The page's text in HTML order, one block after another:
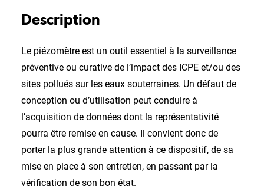
Description
Le piézomètre est un outil essentiel à la surveillance
préventive ou curative de l’impact des ICPE et/ou des
sites pollués sur les eaux souterraines. Un défaut de
conception ou d’utilisation peut conduire à
l’acquisition de données dont la représentativité
pourra être remise en cause. Il convient donc de
porter la plus grande attention à ce dispositif, de sa
mise en place à son entretien, en passant par la
vérification de son bon état.